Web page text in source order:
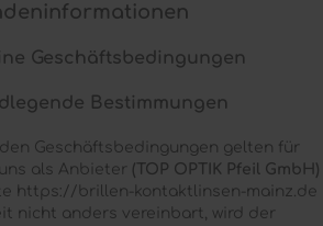
Geschäftsbedingungen
Bestimmungen
Geschäftsbedingungen gelten für
als Anbieter (TOP OPTIK Pfeil GmbH)
https://brillen-kontaktlinsen-mainz.de
nicht anders vereinbart, wird der